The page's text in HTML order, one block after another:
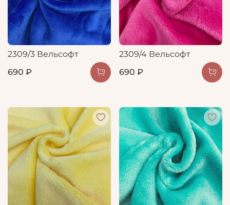
2309/3 Вельсофт
690 ₽
2309/4 Вельсофт
690 ₽